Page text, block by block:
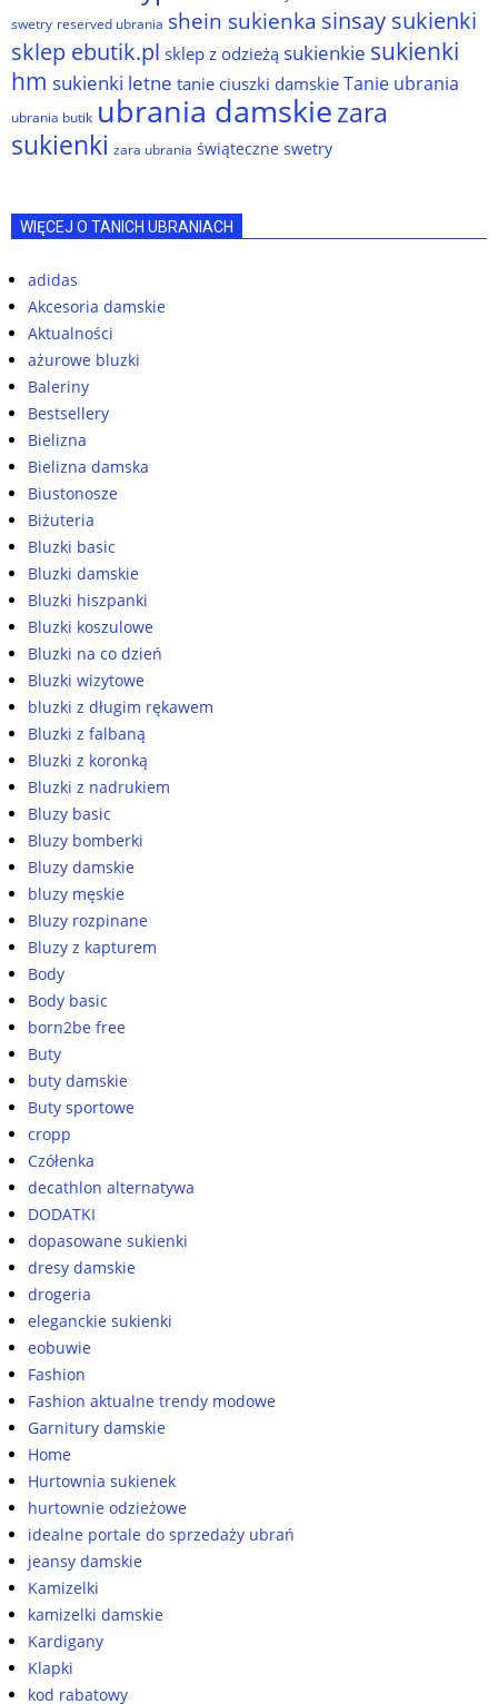
swetry reserved ubrania shein sukienka sinsay sukienki
sklep ebutik.pl sklep z odzieżą sukienkie sukienki
hm sukienki letne tanie ciuszki damskie Tanie ubrania
ubrania butik ubrania damskiezara
sukienki zara ubrania świąteczne swetry
WIĘCEJ O TANICH UBRANIACH
adidas
Akcesoria damskie
Aktualności
ażurowe bluzki
Baleriny
Bestsellery
Bielizna
Bielizna damska
Biustonosze
Biżuteria
Bluzki basic
Bluzki damskie
Bluzki hiszpanki
Bluzki koszulowe
Bluzki na co dzień
Bluzki wizytowe
bluzki z długim rękawem
Bluzki z falbaną
Bluzki z koronką
Bluzki z nadrukiem
Bluzy basic
Bluzy bomberki
Bluzy damskie
bluzy męskie
Bluzy rozpinane
Bluzy z kapturem
Body
Body basic
born2be free
Buty
buty damskie
Buty sportowe
cropp
Czółenka
decathlon alternatywa
DODATKI
dopasowane sukienki
dresy damskie
drogeria
eleganckie sukienki
eobuwie
Fashion
Fashion aktualne trendy modowe
Garnitury damskie
Home
Hurtownia sukienek
hurtownie odzieżowe
idealne portale do sprzedaży ubrań
jeansy damskie
Kamizelki
kamizelki damskie
Kardigany
Klapki
kod rabatowy